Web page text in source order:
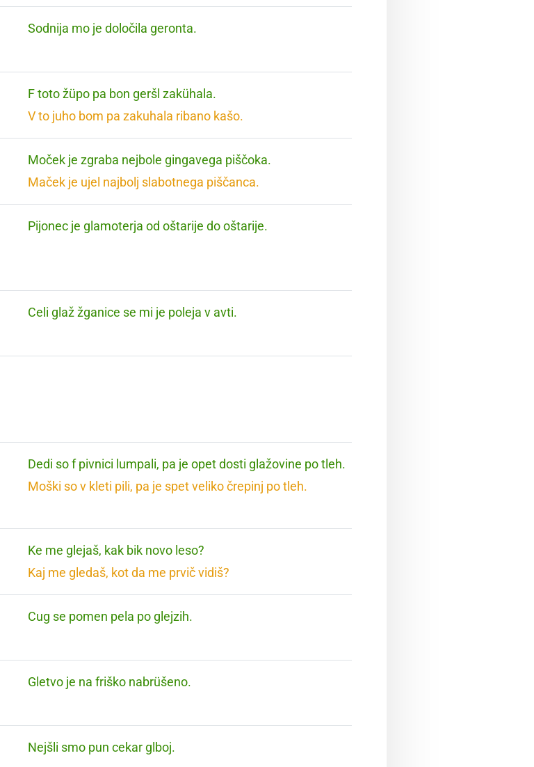
Sodnija mo je določila geronta.
F toto žüpo pa bon geršl zakühala.
V to juho bom pa zakuhala ribano kašo.
Moček je zgraba nejbole gingavega piščoka.
Maček je ujel najbolj slabotnega piščanca.
Pijonec je glamoterja od oštarije do oštarije.
Celi glaž žganice se mi je poleja v avti.
Dedi so f pivnici lumpali, pa je opet dosti glažovine po tleh.
Moški so v kleti pili, pa je spet veliko črepinj po tleh.
Ke me glejaš, kak bik novo leso?
Kaj me gledaš, kot da me prvič vidiš?
Cug se pomen pela po glejzih.
Gletvo je na friško nabrüšeno.
Nejšli smo pun cekar glboj.